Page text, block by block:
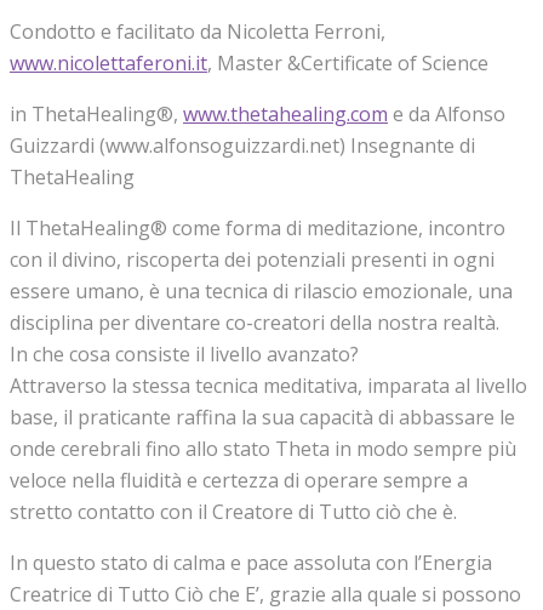
Condotto e facilitato da Nicoletta Ferroni,
www.nicolettaferoni.it, Master &Certificate of Science
in ThetaHealing®, www.thetahealing.com e da Alfonso
Guizzardi (www.alfonsoguizzardi.net) Insegnante di
ThetaHealing
Il ThetaHealing® come forma di meditazione, incontro
con il divino, riscoperta dei potenziali presenti in ogni
essere umano, è una tecnica di rilascio emozionale, una
disciplina per diventare co-creatori della nostra realtà.
In che cosa consiste il livello avanzato?
Attraverso la stessa tecnica meditativa, imparata al livello
base, il praticante raffina la sua capacità di abbassare le
onde cerebrali fino allo stato Theta in modo sempre più
veloce nella fluidità e certezza di operare sempre a
stretto contatto con il Creatore di Tutto ciò che è.
In questo stato di calma e pace assoluta con l’Energia
Creatrice di Tutto Ciò che E’, grazie alla quale si possono